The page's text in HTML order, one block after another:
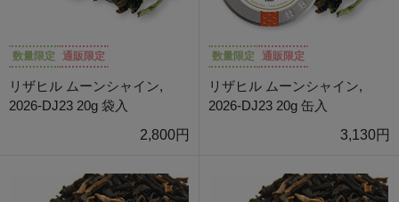
数量限定 通販限定
リザヒル ムーンシャイン,
2026-DJ23 20g 袋入
2,800円
数量限定 通販限定
リザヒル ムーンシャイン,
2026-DJ23 20g 缶入
3,130円